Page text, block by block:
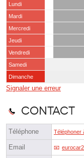
Lundi
Mardi
Mercredi
Jeudi
Vendredi
Samedi
Dimanche
Signaler une erreur
Contact
Téléphone Téléphoner
Email